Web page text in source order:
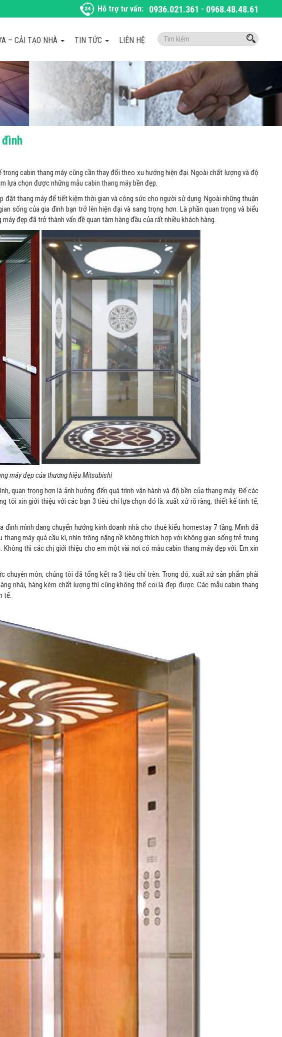
Hỗ trợ tư vấn: 0936.021.361 - 0968.48.48.61
Tìm
kiếm:
– CẢI TẠO NHÀ TIN TỨC LIÊN HỆ
cabin thang máy cũng cần thay đổi theo xu hướng hiện đại. Ngoài chất lượng và độ
lựa chọn được những mẫu cabin thang máybền đẹp.
thang máy để tiết kiệm thời gian và công sức cho người sử dụng. Ngoài những thuận
sống của gia đình bạn trở lên hiện đại và sang trọng hơn. Là phần quan trọng và biểu
đẹp đã trở thành vấn đề quan tâm hàng đầu của rất nhiều khách hàng.
máy đẹp của thương hiệu Mitsubishi
quan trọng hơn là ảnh hưởng đến quá trình vận hành và độ bền của thang máy. Để các
tôi xin giới thiệu với các bạn 3 tiêu chí lựa chọn đó là: xuất xứ rõ ràng, thiết kế tinh tế,
mình đang chuyển hướng kinh doanh nhà cho thuê kiểu homestay 7 tầng. Mình đã
máy quá cầu kì, nhìn trông nặng nề không thích hợp với không gian sống trẻ trung
thì các chị giới thiệu cho em một vài nơi có mẫu cabin thang máy đẹp với. Em xin
môn, chúng tôi đã tổng kết ra 3 tiêu chí trên. Trong đó, xuất xứ sản phẩm phải
nhái, hàng kém chất lượng thì cũng không thể coi là đẹp được. Các mẫu cabin thang
tế.